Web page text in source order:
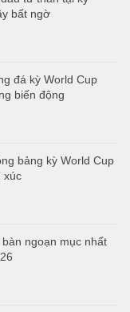
bất ngờ
đá kỳ World Cup
biến động
bảng kỳ World Cup
xúc
ngoạn mục nhất